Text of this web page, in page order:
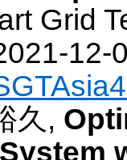
Grid
12-
久 ,